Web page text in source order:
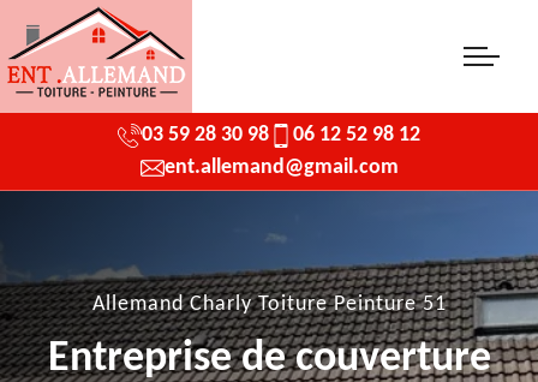
03 59 28 30 98
06 12 52 98 12
ent.allemand@gmail.com
Allemand Charly Toiture Peinture 51
Entreprise de couverture